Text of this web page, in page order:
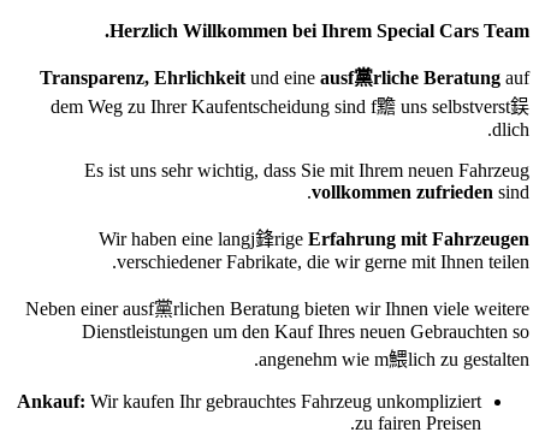
Herzlich Willkommen bei Ihrem Special Cars Team.
Transparenz, Ehrlichkeit und eine ausf黨rliche Beratung auf
dem Weg zu Ihrer Kaufentscheidung sind f黵 uns selbstverst鋘
dlich.
Es ist uns sehr wichtig, dass Sie mit Ihrem neuen Fahrzeug
vollkommen zufrieden sind.
Wir haben eine langj鋒rige Erfahrung mit Fahrzeugen
verschiedener Fabrikate, die wir gerne mit Ihnen teilen.
Neben einer ausf黨rlichen Beratung bieten wir Ihnen viele weitere
Dienstleistungen um den Kauf Ihres neuen Gebrauchten so
angenehm wie m鰃lich zu gestalten.
Ankauf: Wir kaufen Ihr gebrauchtes Fahrzeug unkompliziert
zu fairen Preisen.